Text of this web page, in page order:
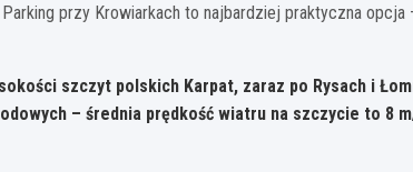
przy Krowiarkach to najbardziej praktyczna opcja
szczyt polskich Karpat, zaraz po Rysach i
– średnia prędkość wiatru na szczycie to 8